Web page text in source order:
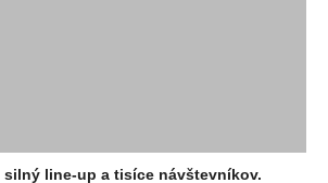
silný line-up a tisíce návštevníkov.